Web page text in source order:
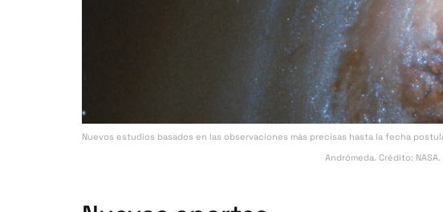
Nuevos estudios basados en las observaciones más precisas hasta la fecha
Andrómeda. Crédito: NASA.